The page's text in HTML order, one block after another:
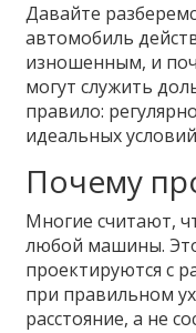
Давайте
автомобиль
изношенным, и
могут служить
правило:
идеальных
Почему
Многие считают,
любой машины.
проектируются с
при правильном
расстояние, а не